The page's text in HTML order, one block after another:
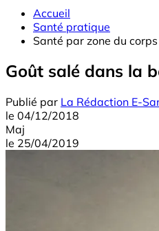
Accueil
Santé pratique
Santé par zone du corps
Goût salé dans la
Publié par La Rédaction E-
le 04/12/2018
Maj
le 25/04/2019